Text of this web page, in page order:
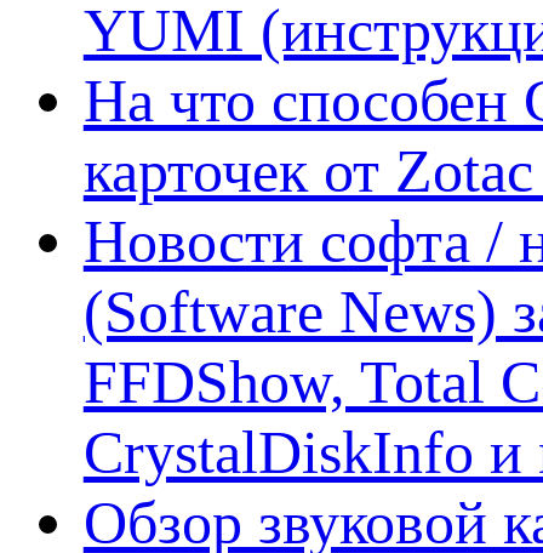
YUMI
На что способен
карточек от
Новости софта /
(Software News)
FFDShow, Total
CrystalDiskInfo и
Обзор звуковой